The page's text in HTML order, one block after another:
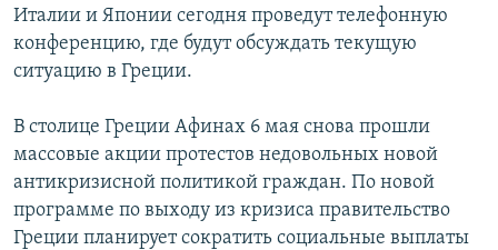
Италии и Японии сегодня проведут телефонную
конференцию, где будут обсуждать текущую
ситуацию в Греции.
В столице Греции Афинах 6 мая снова прошли
массовые акции протестов недовольных новой
антикризисной политикой граждан. По новой
программе по выходу из кризиса правительство
Греции планирует сократить социальные выплаты